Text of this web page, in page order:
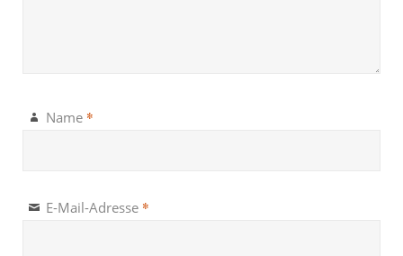
Name *
E-Mail-Adresse *